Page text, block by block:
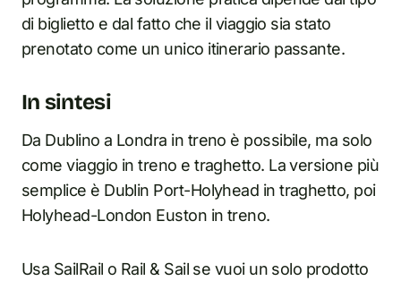
di biglietto e dal fatto che il viaggio sia stato
prenotato come un unico itinerario passante.
In sintesi
Da Dublino a Londra in treno è possibile, ma solo
come viaggio in treno e traghetto. La versione più
semplice è Dublin Port-Holyhead in traghetto, poi
Holyhead-London Euston in treno.
Usa SailRail o Rail & Sail se vuoi un solo prodotto